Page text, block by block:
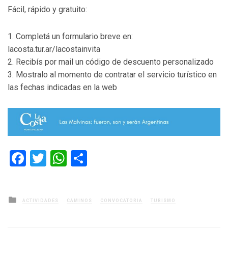
Fácil, rápido y gratuito:
1. Completá un formulario breve en:
lacosta.tur.ar/lacostainvita
2. Recibís por mail un código de descuento personalizado
3. Mostralo al momento de contratar el servicio turístico en
las fechas indicadas en la web
Facebook
TwitterWhatsApp
Posted
in
ACTIVIDADES CAMINOS CONVOCATORIA TURISMO